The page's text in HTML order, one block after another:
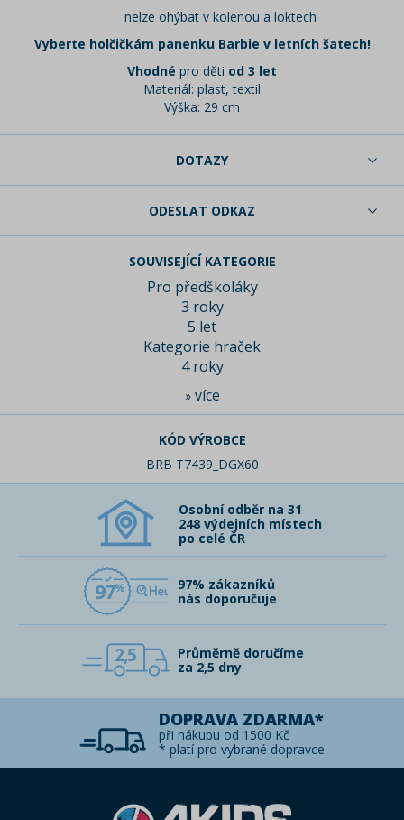
nelze ohýbat v kolenou a loktech
Vyberte holčičkám panenku Barbie v letních šatech!
Vhodné pro děti od 3 let
Materiál: plast, textil
Výška: 29 cm
DOTAZY
ODESLAT ODKAZ
SOUVISEJÍCÍ KATEGORIE
Pro předškoláky
3 roky
5 let
Kategorie hraček
4 roky
» více
KÓD VÝROBCE
BRB T7439_DGX60
Osobní odběr na 31
248 výdejních místech
po celé ČR
97
97% zákazníků
nás doporučuje
2,5
Průměrně doručíme
za 2,5 dny
DOPRAVA ZDARMA*
při nákupu od 1500 Kč
* platí pro vybrané dopravce